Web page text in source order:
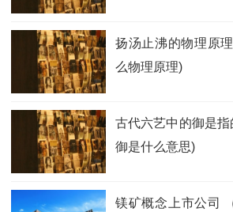
扬汤止沸的物理原
么物理原理)
古代六艺中的御是
御是什么意思)
镁矿概念上市公司